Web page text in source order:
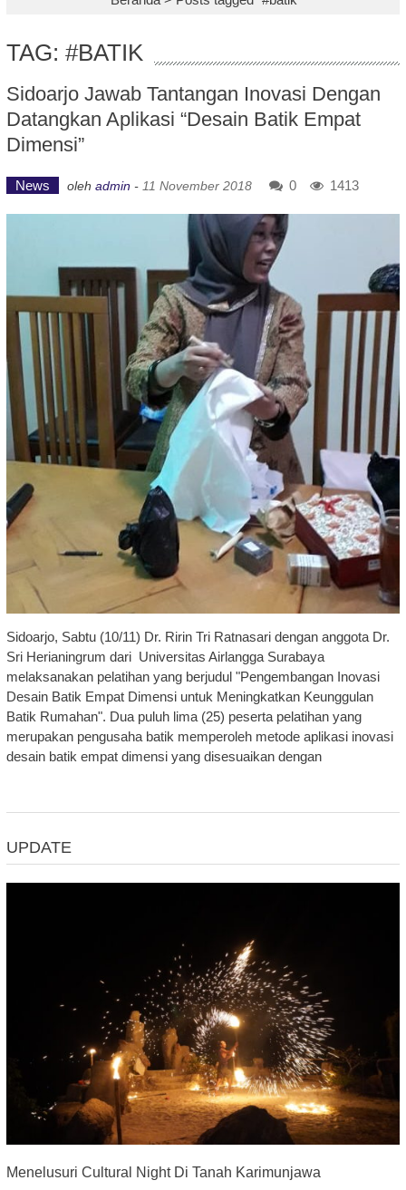
TAG: #BATIK
Sidoarjo Jawab Tantangan Inovasi Dengan
Datangkan Aplikasi “Desain Batik Empat
Dimensi”
News oleh admin - 11 November 2018 0 1413
Sidoarjo, Sabtu (10/11) Dr. Ririn Tri Ratnasari dengan anggota Dr.
Sri Herianingrum dari Universitas Airlangga Surabaya
melaksanakan pelatihan yang berjudul "Pengembangan Inovasi
Desain Batik Empat Dimensi untuk Meningkatkan Keunggulan
Batik Rumahan". Dua puluh lima (25) peserta pelatihan yang
merupakan pengusaha batik memperoleh metode aplikasi inovasi
desain batik empat dimensi yang disesuaikan dengan
UPDATE
Menelusuri Cultural Night Di Tanah Karimunjawa